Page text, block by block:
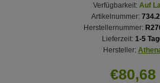
Verfügbarkeit: Auf
Artikelnummer:
Herstellernummer:
Lieferzeit: 1-5
Hersteller:
€80,68